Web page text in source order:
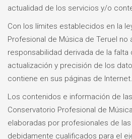
actualidad de los servicios y/o
Con los límites establecidos en la
Profesional de Música de Teruel no
responsabilidad derivada de la falta
actualización y precisión de los
contiene en sus páginas de Internet.
Los contenidos e información de
Conservatorio Profesional de
elaboradas por profesionales de
debidamente cualificados para el